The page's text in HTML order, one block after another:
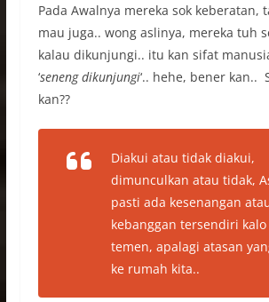
Pada Awalnya mereka sok keberatan,
mau juga.. wong aslinya, mereka tuh
kalau dikunjungi.. itu kan sifat
‘seneng dikunjungi‘.. hehe, bener kan..
kan??
Diakui atau tidak diakui,
dimunculkan atau tidak,
pasti ada kesenangan
kebanggan tersendiri kalo
temen, apalagi atasan
ke rumah kita..